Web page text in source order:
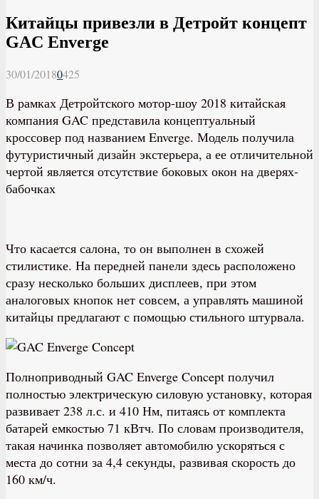
Китайцы привезли в Детройт концепт
GAC Enverge
30/01/20180425
В рамках Детройтского мотор-шоу 2018 китайская
компания GAC представила концептуальный
кроссовер под названием Enverge. Модель получила
футуристичный дизайн экстерьера, а ее отличительной
чертой является отсутствие боковых окон на дверях-
бабочках
Что касается салона, то он выполнен в схожей
стилистике. На передней панели здесь расположено
сразу несколько больших дисплеев, при этом
аналоговых кнопок нет совсем, а управлять машиной
китайцы предлагают с помощью стильного штурвала.
Полноприводный GAC Enverge Concept получил
полностью электрическую силовую установку, которая
развивает 238 л.с. и 410 Нм, питаясь от комплекта
батарей емкостью 71 кВтч. По словам производителя,
такая начинка позволяет автомобилю ускоряться с
места до сотни за 4,4 секунды, развивая скорость до
160 км/ч.